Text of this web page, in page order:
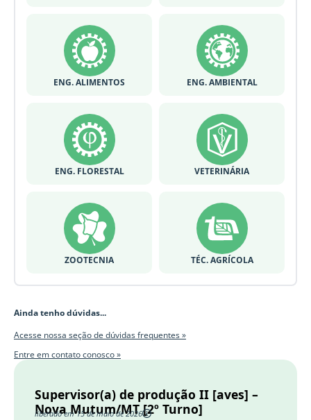
ENG. ALIMENTOS ENG. AMBIENTAL
ENG. FLORESTAL VETERINÁRIA
ZOOTECNIA TÉC. AGRÍCOLA
Ainda tenho dúvidas...
Acesse nossa seção de dúvidas frequentes »
Entre em contato conosco »
Supervisor(a) de produção II [aves] –
Nova Mutum/MT [2º Turno]
liberado em 15 de maio de 2026